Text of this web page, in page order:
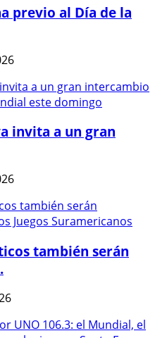
previo al Día de la
invita a un gran
también serán